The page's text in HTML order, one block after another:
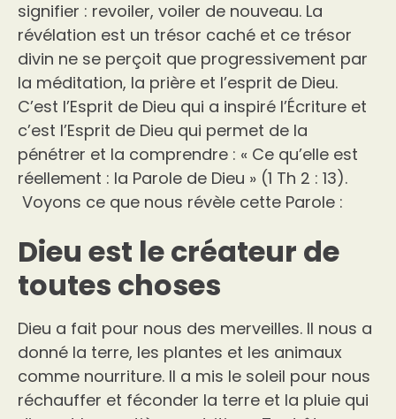
signifier : revoiler, voiler de nouveau. La
révélation est un trésor caché et ce trésor
divin ne se perçoit que progressivement par
la méditation, la prière et l’esprit de Dieu.
C’est l’Esprit de Dieu qui a inspiré l’Écriture et
c’est l’Esprit de Dieu qui permet de la
pénétrer et la comprendre : « Ce qu’elle est
réellement : la Parole de Dieu » (1 Th 2 : 13).
Voyons ce que nous révèle cette Parole :
Dieu est le créateur de
toutes choses
Dieu a fait pour nous des merveilles. Il nous a
donné la terre, les plantes et les animaux
comme nourriture. Il a mis le soleil pour nous
réchauffer et féconder la terre et la pluie qui